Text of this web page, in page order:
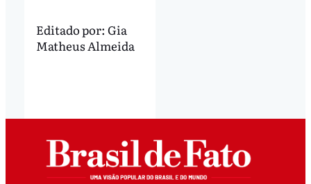
Editado por: Gia
Matheus Almeida